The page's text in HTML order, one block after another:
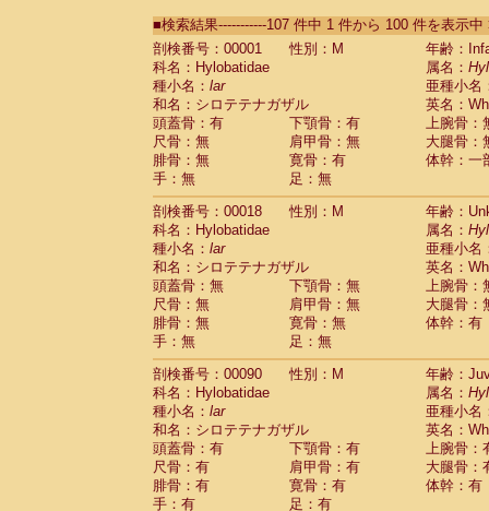
CebidaeSaguinus labiatus(0)
Cebidae Saguinus leucopus (5)
CebidaeSaguinus midas
Cebidae
CebidaeSaguinus nigricollis (13)
Cebidae Saguinus oedipus
Cebidae Saguinus weddelli
Cebidae Saguinusspp.
Cebidae Aotus trivirgatus
Cebidae Cebus albifrons
CebidaeCebus apella
Cebidae
CebidaeCebus nigrivittatus
Cebidae Cebusspp.(0)
Cebidae Saimiri boliviensis
Cebidae Saimiri sciureus
Atelidae Alouatta caraya
AtelidaeAlouatta fusca
AtelidaeAlouatta seniculus
AtelidaeAlouatta
Atelidae Ateles belzebuth
Atelidae Ateles geoffroyi
Atelidae Ateles paniscus
Atelidae Atelesspp.
Atelidae Lagothrix lagothricha
■検索結果-----------107 件中 1 件から 100 件を表示
剖検番号：00001
性別：M
年齢：
科名：Hylobatidae
属名：
種小名： lar
亜種小名
和名：シロテテナガザル
英名：
頭蓋骨：有
下顎骨：有
上腕骨：
尺骨：無
肩甲骨：無
大腿骨：
腓骨：無
寛骨：有
体幹：一
手：無
足：無
剖検番号：00018
性別：M
年齢：
科名：Hylobatidae
属名：
種小名： lar
亜種小名
和名：シロテテナガザル
英名：
頭蓋骨：無
下顎骨：無
上腕骨：
尺骨：無
肩甲骨：無
大腿骨：
腓骨：無
寛骨：無
体幹：有
手：無
足：無
剖検番号：00090
性別：M
年齢：
科名：Hylobatidae
属名：
種小名： lar
亜種小名
和名：シロテテナガザル
英名：
頭蓋骨：有
下顎骨：有
上腕骨：
尺骨：有
肩甲骨：有
大腿骨：
腓骨：有
寛骨：有
体幹：有
手：有
足：有